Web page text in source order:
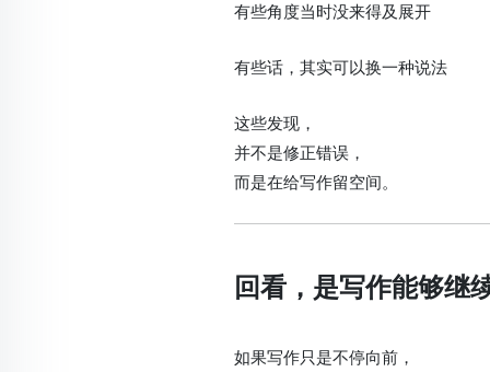
有些角度当时没来得及展开
有些话，其实可以换一种说法
这些发现，
并不是修正错误，
而是在给写作留空间。
回看，是写作能够继
如果写作只是不停向前，